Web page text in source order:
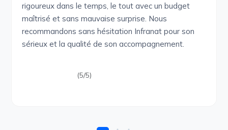
rigoureux dans le temps, le tout avec un budget
maîtrisé et sans mauvaise surprise. Nous
recommandons sans hésitation Infranat pour son
sérieux et la qualité de son accompagnement.
(5/5)